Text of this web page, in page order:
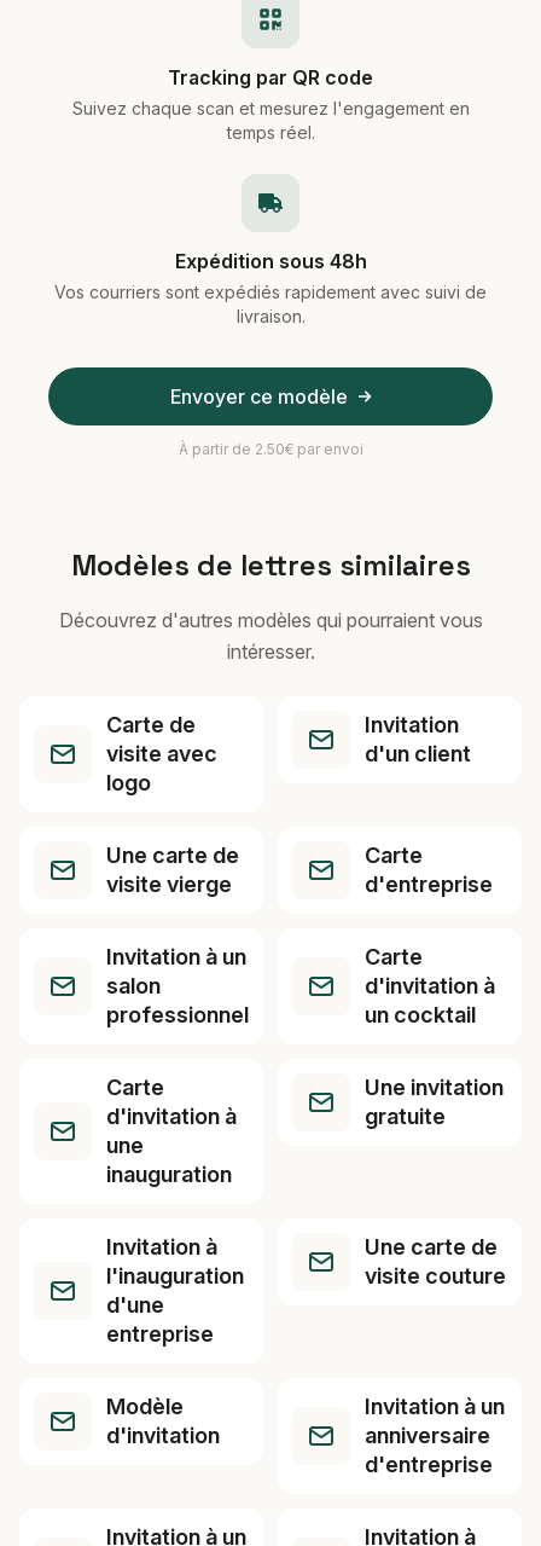
Tracking par QR code
Suivez chaque scan et mesurez l'engagement en
temps réel.
Expédition sous 48h
Vos courriers sont expédiés rapidement avec suivi de
livraison.
Envoyer ce modèle
À partir de 2.50€ par envoi
Modèles de lettres similaires
Découvrez d'autres modèles qui pourraient vous
intéresser.
Carte de
visite avec
logo
Invitation
d'un client
Une carte de
visite vierge
Carte
d'entreprise
Invitation à un
salon
professionnel
Carte
d'invitation à
un cocktail
Carte
d'invitation à
une
inauguration
Une invitation
gratuite
Invitation à
l'inauguration
d'une
entreprise
Une carte de
visite couture
Modèle
d'invitation
Invitation à un
anniversaire
d'entreprise
Invitation à un
Invitation à